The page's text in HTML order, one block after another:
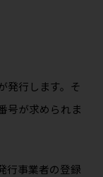
発行します。そ
号が求められま
行事業者の登録